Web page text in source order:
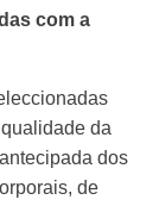
com a
da
dos
de